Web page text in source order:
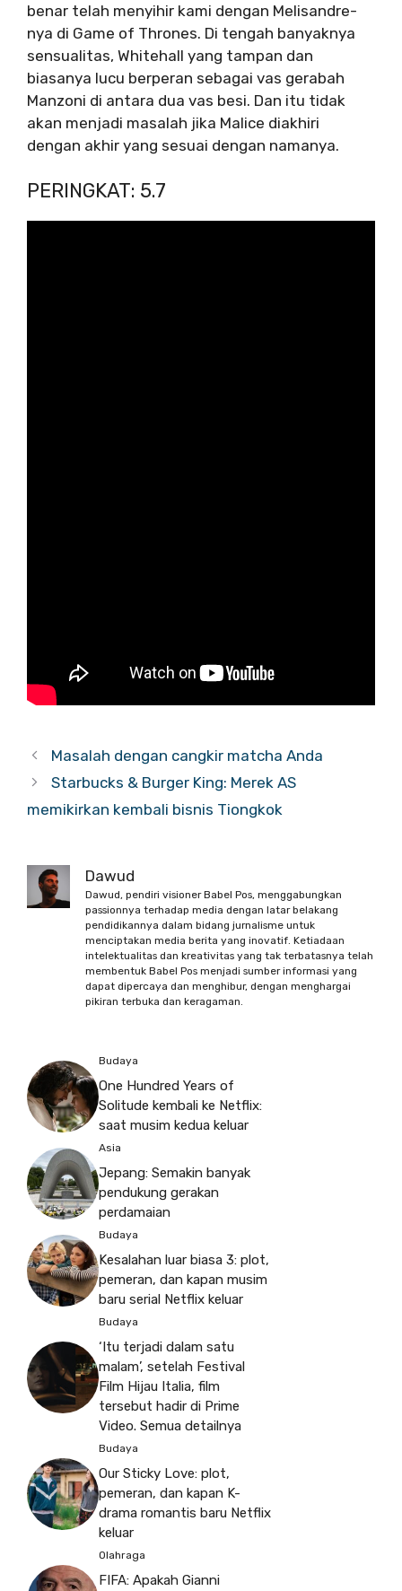
benar telah menyihir kami dengan Melisandre-
nya di Game of Thrones. Di tengah banyaknya
sensualitas, Whitehall yang tampan dan
biasanya lucu berperan sebagai vas gerabah
Manzoni di antara dua vas besi. Dan itu tidak
akan menjadi masalah jika Malice diakhiri
dengan akhir yang sesuai dengan namanya.
PERINGKAT: 5.7
Masalah dengan cangkir matcha Anda
Starbucks & Burger King: Merek AS
memikirkan kembali bisnis Tiongkok
Dawud
Dawud, pendiri visioner Babel Pos, menggabungkan
passionnya terhadap media dengan latar belakang
pendidikannya dalam bidang jurnalisme untuk
menciptakan media berita yang inovatif. Ketiadaan
intelektualitas dan kreativitas yang tak terbatasnya telah
membentuk Babel Pos menjadi sumber informasi yang
dapat dipercaya dan menghibur, dengan menghargai
pikiran terbuka dan keragaman.
Budaya
One Hundred Years of
Solitude kembali ke Netflix:
saat musim kedua keluar
Asia
Jepang: Semakin banyak
pendukung gerakan
perdamaian
Budaya
Kesalahan luar biasa 3: plot,
pemeran, dan kapan musim
baru serial Netflix keluar
Budaya
‘Itu terjadi dalam satu
malam’, setelah Festival
Film Hijau Italia, film
tersebut hadir di Prime
Video. Semua detailnya
Budaya
Our Sticky Love: plot,
pemeran, dan kapan K-
drama romantis baru Netflix
keluar
Olahraga
FIFA: Apakah Gianni